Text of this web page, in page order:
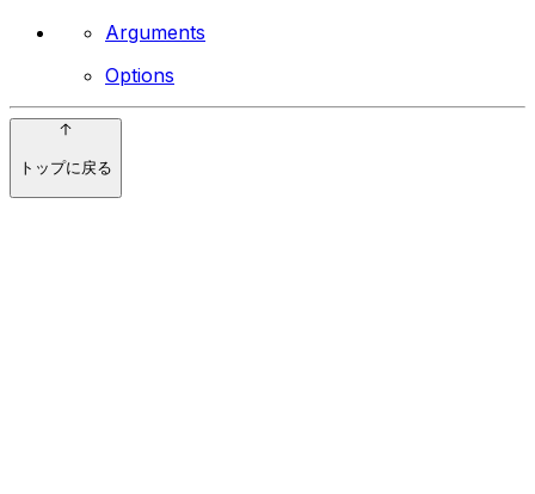
Arguments
Options
トップに戻る